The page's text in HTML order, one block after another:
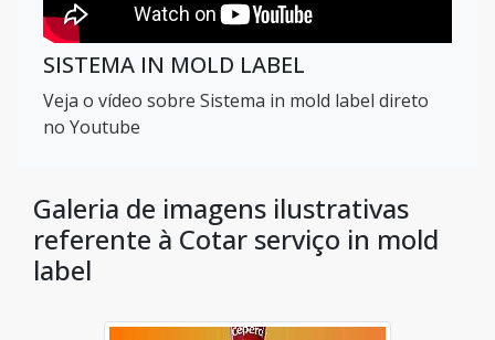
SISTEMA IN MOLD LABEL
Veja o vídeo sobre Sistema in mold label direto
no Youtube
Galeria de imagens ilustrativas
referente à Cotar serviço in mold
label